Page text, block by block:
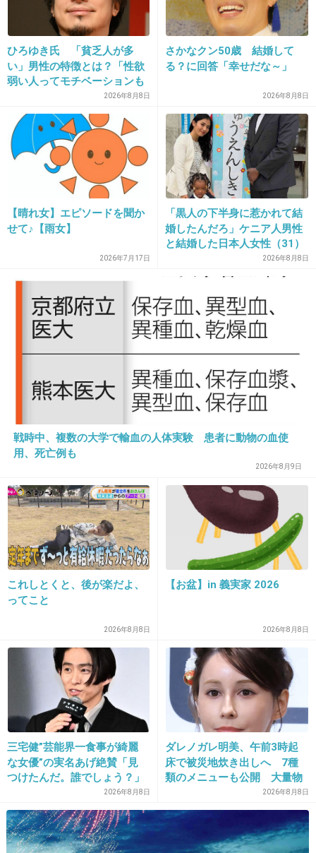
ちびもでかも愛があれば問題ない
2017/04/10(月) 16:23:17
190cmと言ったらこの方が浮かんだ
+243 -47
28. 匿名 2017/04/10(月) 16:23:32
確かに早死しそうｗｗｗ
29. 匿名 2017/04/10(月) 16:23:32
もちろん！背の高さは男性の魅力の一つだし、
低いよりいい
+446
顔がよくないと無理かなー
180～185ならややブサでもイケメン枠に入るけ
ど
それ以上だと絶対的に目立つので、イケメンじ
ゃないと怖いと思ってしまいそう
2017/04/10(月) 16:23:52
正直怖い(´；ω；｀)
自分も身長大きいから上から見られたり見上げ
るの慣れてないからかも知れないけど…
+141 -16
32. 匿名2017/04/10(月) 16:24:07
ひろゆき氏 「貧乏人が多
い」男性の特徴とは？「性欲
弱い人ってモチベーションも
低いので貧乏人多い」2026年8月8日
さかなクン50歳 結婚して
る？に回答「幸せだな～」
2026年8月8日
【晴れ女】エピソードを聞か
せて♪【雨女】
2026年7月17日
「黒人の下半身に惹かれて結
婚したんだろ」ケニア人男性
と結婚した日本人女性（31）
に“誹謗中傷”殺到…本人が語
る、日本で感じる“外国人差
2026年8月8日
戦時中、複数の大学で輸血の人体実験 患者に動物の血使
用、死亡例も
2026年8月9日
これしとくと、後が楽だよ、
ってこと
2026年8月8日
【お盆】in 義実家 2026
2026年8月8日
三宅健”芸能界一食事が綺麗
な女優”の実名あげ絶賛「見
つけたんだ。誰でしょう？」
2026年8月8日
ダレノガレ明美、午前3時起
床で被災地炊き出しへ 7種
類のメニューも公開 大量物
2026年8月8日